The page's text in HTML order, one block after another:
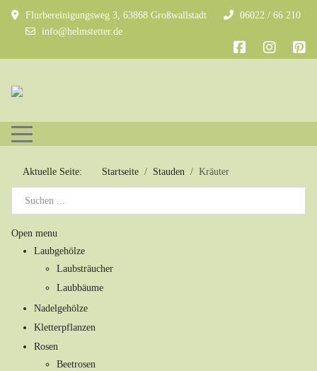
Flurbereinigungsweg 3, 63868 Großwallstadt
06022 / 66 210
info@helmstetter.de
Mobile Menu Toggle
Aktuelle Seite: Startseite Stauden Kräuter
Open menu
Laubgehölze
Laubsträucher
Laubbäume
Nadelgehölze
Kletterpflanzen
Rosen
Beetrosen